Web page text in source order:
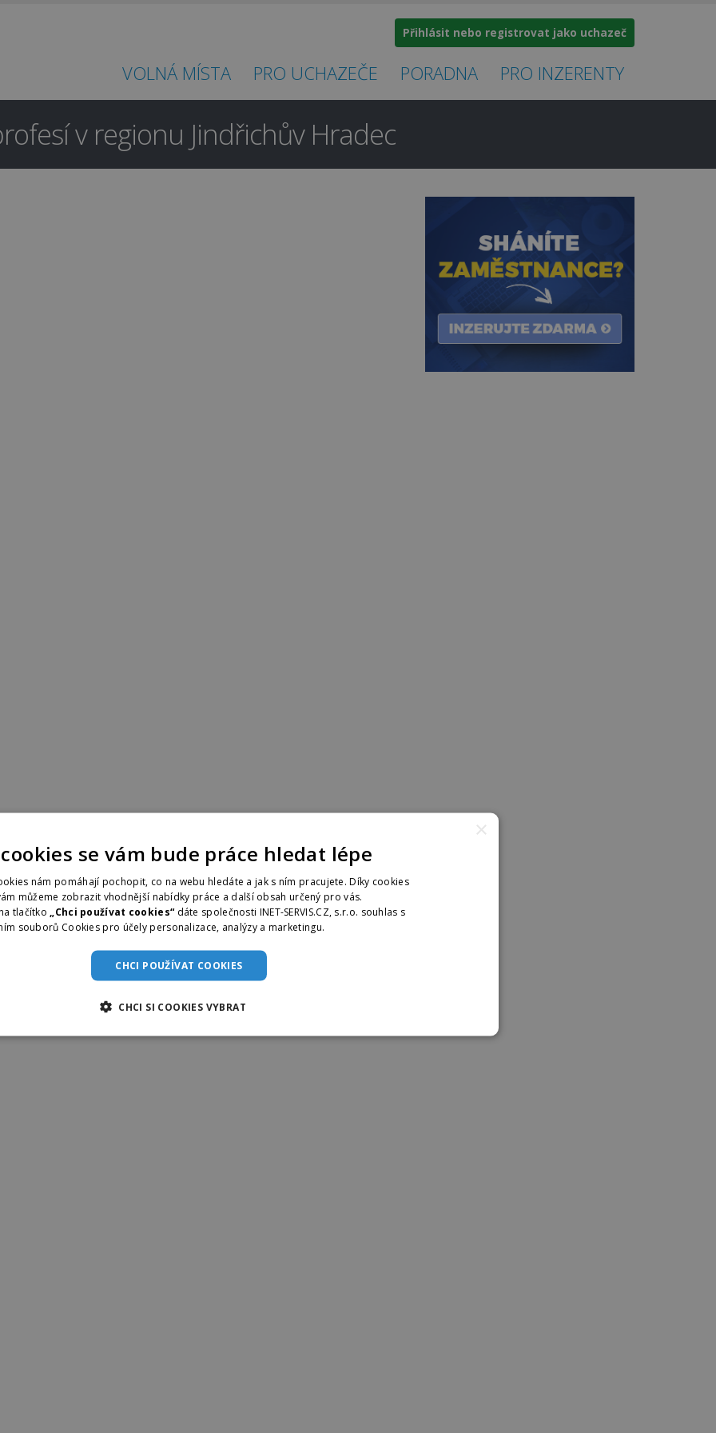
Přihlásit nebo registrovat jako uchazeč
VOLNÁ MÍSTA PRO UCHAZEČE PORADNA PRO INZERENTY
v regionu Jindřichův Hradec
×
cookies se vám bude práce hledat lépe
nám pomáhají pochopit, co na webu hledáte a jak s ním pracujete. Díky cookies
můžeme zobrazit vhodnější nabídky práce a další obsah určený pro vás.
tlačítko
„Chci používat cookies“ dáte společnosti INET-SERVIS.CZ, s.r.o. souhlas s
souborů Cookies pro účely personalizace, analýzy a marketingu.
CHCI POUŽÍVAT COOKIES
CHCI SI COOKIES VYBRAT